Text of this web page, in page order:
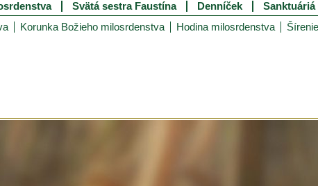
Svätá sestra Faustína Denníček
Sanktuáriá
Korunka Božieho milosrdenstva Hodina milosrdenstva